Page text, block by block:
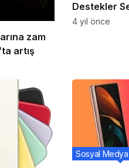
zam
artış
Destekler
4 yıl önce
Sosyal